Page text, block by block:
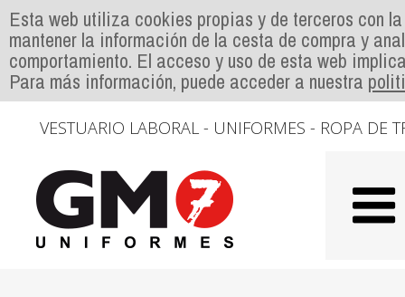
Esta web utiliza cookies propias y de terceros con
mantener la información de la cesta de compra y
comportamiento. El acceso y uso de esta web
Para más información, puede acceder a nuestra
VESTUARIO LABORAL - UNIFORMES - ROPA DE